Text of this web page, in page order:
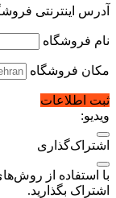
آدرس اینترنتی
نام فروشگاه
مکان فروشگاه
ثبت اطلاعات
ویدیو:
اشتراک‌گذاری
با استفاده از
اشتراک بگذارید.